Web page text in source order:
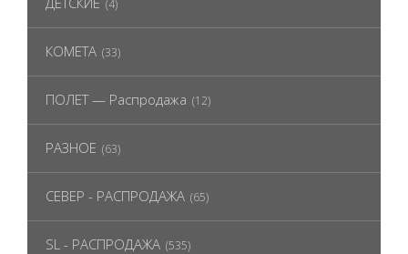
(4)
КОМЕТА (33)
ПОЛЕТ — Распродажа (12)
РАЗНОЕ (63)
СЕВЕР - РАСПРОДАЖА (65)
SL - РАСПРОДАЖА (535)